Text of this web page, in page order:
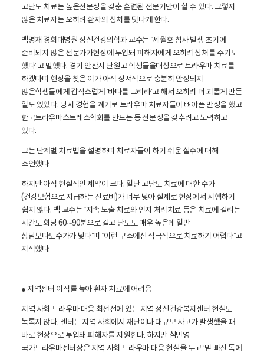
고난도 치료는 높은전문성을 갖춘 훈련된 전문가만이 할 수 있다. 그렇지
않은 치료자는 오히려 환자의 상처를 덧나게 한다.
백명재 경희대병원 정신건강의학과 교수는 “세월호 참사 발생 초기에
준비되지 않은 전문가가현장에 투입돼 피해자에게 오히려 상처를 주기도
했다”고 말했다. 경기 안산시 단원고 학생들을대상으로 트라우마 치료를
하겠다며 현장을 찾은 이가 아직 정서적으로 충분히 안정되지
않은학생들에게 갑작스럽게 ‘바다를 그리라’고 해서 오히려 더 괴롭게 만든
일도 있었다. 당시 경험을 계기로 트라우마 치료자들이 뼈아픈 반성을 했고
한국트라우마스트레스학회를 만드는 등 전문성을 갖추려고 노력하고
있다.
그는 단계별 치료법을 설명하며 치료자들이 하기 쉬운 실수에 대해
조언했다.
하지만 아직 현실적인 제약이 크다. 일단 고난도 치료에 대한 수가
(건강보험으로 지급하는 진료비)가 너무 낮아 실제로 현장에서 시행하기
쉽지 않다. 백 교수는 “지속 노출 치료와 인지 처리치료 등은 치료에 걸리는
시간도 회당 60∼90분으로 길고 난도도 매우 높은데 일반
상담보다도수가가 낮다”며 “이런 구조에선 적극적으로 치료하기 어렵다”고
지적했다.
● 지역센터 이직률 높아 환자 치료에 어려움
지역 사회 트라우마 대응 최전선에 있는 지역 정신건강복지센터 현실도
녹록지 않다. 센터는 지역 사회에서 재난이나 대규모 사고가 발생했을 때
바로 현장으로 투입돼 피해자를 지원한다. 하지만 심민영
국가트라우마센터장은 지역 사회 트라우마 대응 현실을 두고 ‘밑 빠진 독에